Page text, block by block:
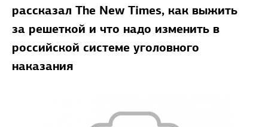
рассказал The New Times, как выжить
за решеткой и что надо изменить в
российской системе уголовного
наказания